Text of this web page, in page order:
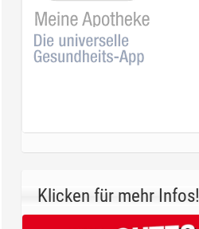
Klicken für mehr Infos!